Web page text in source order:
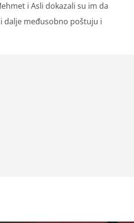
i Asli dokazali su im da
dalje međusobno poštuju i